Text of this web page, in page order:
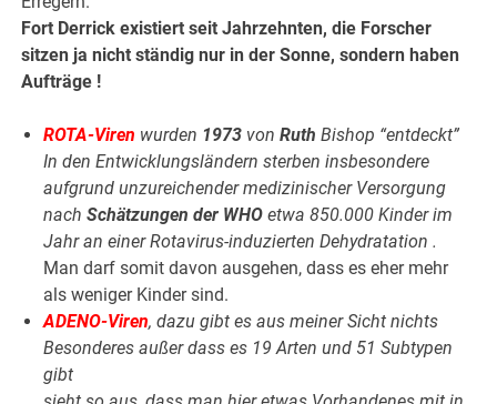
Fort Derrick existiert seit Jahrzehnten, die Forscher
sitzen ja nicht ständig nur in der Sonne, sondern haben
Aufträge !
ROTA-Viren wurden 1973 vonRuth Bishop “entdeckt”
In den Entwicklungsländern sterben insbesondere
aufgrund unzureichender medizinischer Versorgung
nachSchätzungen der WHO etwa 850.000 Kinder im
Jahr an einer Rotavirus-induzierten Dehydratation .
Man darf somit davon ausgehen, dass es eher mehr
als weniger Kinder sind.
ADENO-Viren, dazu gibt es aus meiner Sicht nichts
Besonderes außer dass es 19 Arten und 51 Subtypen
gibt